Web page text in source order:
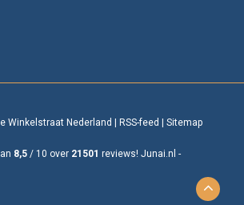
Winkelstraat Nederland RSS-feed Sitemap
8,5 / 10 over 21501 reviews! Junai.nl -